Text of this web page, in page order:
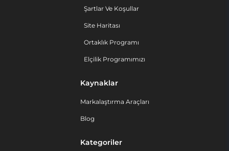
Şartlar Ve Koşullar
Site Haritası
Ortaklık Programı
Elçilik Programımızı
Kaynaklar
Markalaştırma Araçları
Blog
Kategoriler